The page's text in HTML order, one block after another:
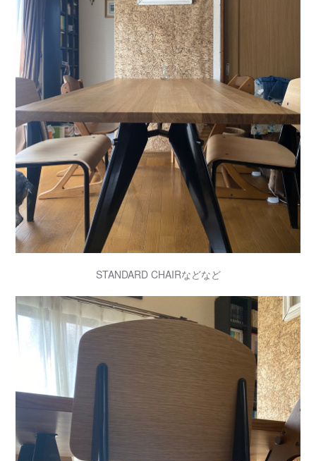
STANDARD CHAIRなどなど